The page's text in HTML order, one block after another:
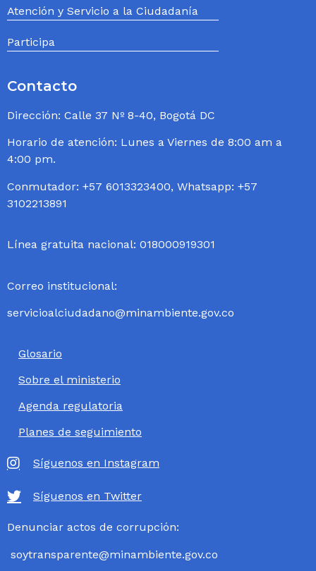
Atención y Servicio a la Ciudadanía
Participa
Contacto
Dirección: Calle 37 Nº 8-40, Bogotá DC
Horario de atención: Lunes a Viernes de 8:00 am a
4:00 pm.
Conmutador: +57 6013323400, Whatsapp: +57
3102213891
Línea gratuita nacional: 018000919301
Correo institucional:
servicioalciudadano@minambiente.gov.co
Glosario
Sobre el ministerio
Agenda regulatoria
Planes de seguimiento
Síguenos en Instagram
Síguenos en Twitter
Denunciar actos de corrupción:
soytransparente@minambiente.gov.co